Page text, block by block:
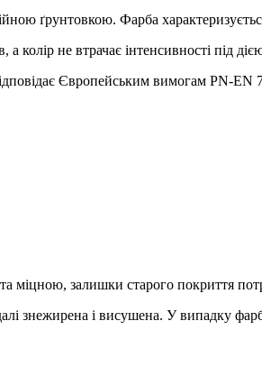
ґрунтовкою. Фарба
колір не втрачає інтенсивності під
Європейським вимогам PN-EN
міцною, залишки старого покриття
знежирена і висушена. У випадку